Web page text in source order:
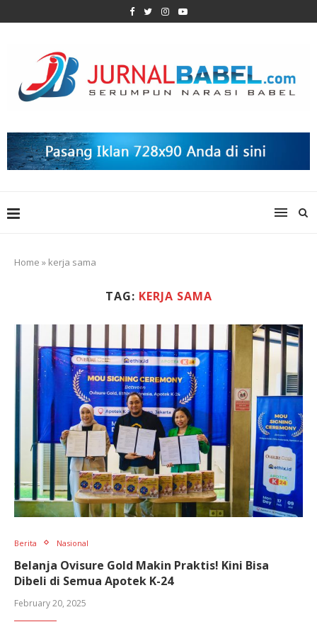
Home » kerja sama
TAG: KERJA SAMA
Berita Nasional
Belanja Ovisure Gold Makin Praktis! Kini Bisa
Dibeli di Semua Apotek K-24
February 20, 2025